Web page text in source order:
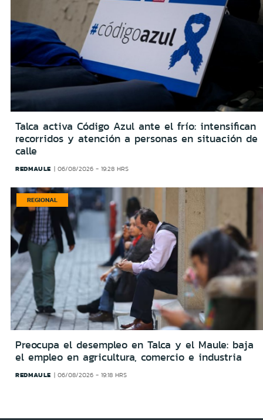
Talca activa Código Azul ante el frío: intensifican
recorridos y atención a personas en situación de
calle
REDMAULE 06/08/2026 - 19:28 HRS
REGIONAL
Preocupa el desempleo en Talca y el Maule: baja
el empleo en agricultura, comercio e industria
REDMAULE 06/08/2026 - 19:18 HRS